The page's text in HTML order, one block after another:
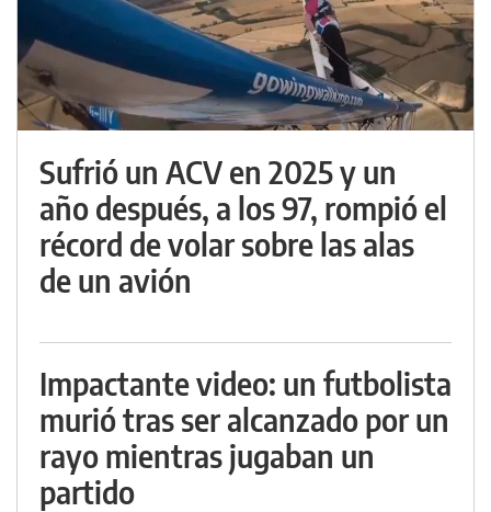
Sufrió un ACV en 2025 y un
año después, a los 97, rompió el
récord de volar sobre las alas
de un avión
Impactante video: un futbolista
murió tras ser alcanzado por un
rayo mientras jugaban un
partido